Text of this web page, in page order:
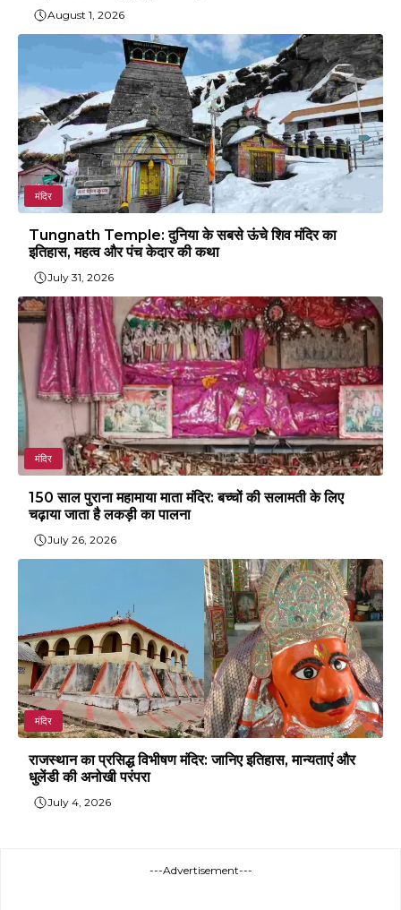
August 1, 2026
मंदिर
Tungnath Temple: दुनिया के सबसे ऊंचे शिव मंदिर का
इतिहास, महत्व और पंच केदार की कथा
July 31, 2026
मंदिर
150 साल पुराना महामाया माता मंदिर: बच्चों की सलामती के लिए
चढ़ाया जाता है लकड़ी का पालना
July 26, 2026
मंदिर
राजस्थान का प्रसिद्ध विभीषण मंदिर: जानिए इतिहास, मान्यताएं और
धुलेंडी की अनोखी परंपरा
July 4, 2026
---Advertisement---